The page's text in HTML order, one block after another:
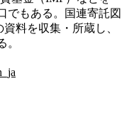
でもある。国連寄託図
料を収集・所蔵し、
。